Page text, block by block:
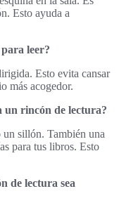
Esto ayuda a
leer?
Esto evita cansar
más acogedor.
un rincón de lectura?
un sillón. También una
para tus libros. Esto
de lectura sea